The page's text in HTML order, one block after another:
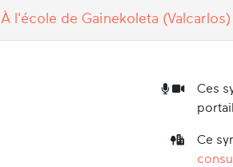
À l'école de Gainekoleta (Valcarlos)
Ces
portail.
Ce